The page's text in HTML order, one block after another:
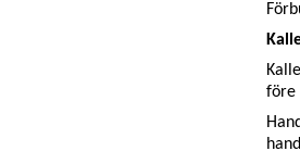
före